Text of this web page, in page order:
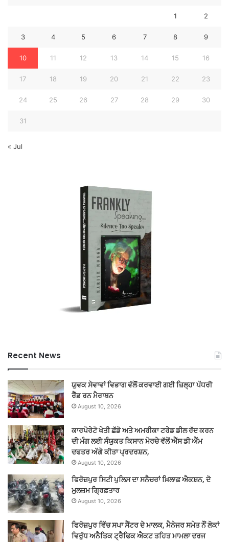
1 2
3 4 5 6 7 8 9
10 11 12 13 14 15 16
17 18 19 20 21 22 23
24 25 26 27 28 29 30
31
« Jul
Recent News
ਯੁਵਕ ਸੇਵਾਵਾਂ ਵਿਭਾਗ ਵੱਲੋਂ ਕਰਵਾਈ ਗਈ ਜ਼ਿਲ੍ਹਾ ਪੱਧਰੀ
ਰੈੱਡ ਰਨ ਮੈਰਾਥਨ
August 10, 2026
ਕਾਰਪੋਰੇਟੋ ਖੇਤੀ ਛੱਡੋ ਅਤੇ ਅਮਰੀਕਾ ਟਰੇਡ ਡੀਲ ਰੱਦ ਕਰਨ
ਦੀ ਮੰਗ ਲਈ ਸੰਯੁਕਤ ਕਿਸਾਨ ਮੋਰਚੇ ਵੱਲੋਂ ਐੱਸ ਡੀ ਐੱਮ
ਦਫਤਰ ਅੱਗੇ ਕੀਤਾ ਪ੍ਰਦਰਸ਼ਨ,
August 10, 2026
ਫਿਰੋਜ਼ਪੁਰ ਸਿਟੀ ਪੁਲਿਸ ਦਾ ਸਨੈਚਰਾਂ ਖ਼ਿਲਾਫ਼ ਐਕਸ਼ਨ, ਦੋ
ਮੁਲਜ਼ਮ ਗ੍ਰਿਫ਼ਤਾਰ
August 10, 2026
ਫਿਰੋਜ਼ਪੁਰ ਵਿੱਚ ਸਪਾ ਸੈਂਟਰ ਦੇ ਮਾਲਕ, ਮੈਨੇਜਰ ਸਮੇਤ ਨੌਂ ਲੋਕਾਂ
ਵਿਰੁੱਧ ਅਨੈਤਿਕ ਟ੍ਰੈਫਿਕ ਐਕਟ ਤਹਿਤ ਮਾਮਲਾ ਦਰਜ